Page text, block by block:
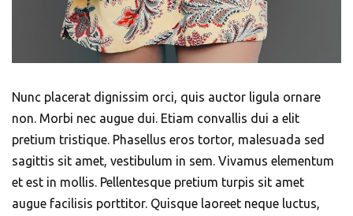
Nunc placerat dignissim orci, quis auctor ligula ornare
non. Morbi nec augue dui. Etiam convallis dui a elit
pretium tristique. Phasellus eros tortor, malesuada sed
sagittis sit amet, vestibulum in sem. Vivamus elementum
et est in mollis. Pellentesque pretium turpis sit amet
augue facilisis porttitor. Quisque laoreet neque luctus,